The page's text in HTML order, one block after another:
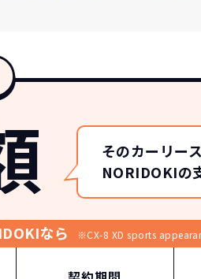
そのカーリー
NORIDOKIの
なら ※CX-8 XD sports